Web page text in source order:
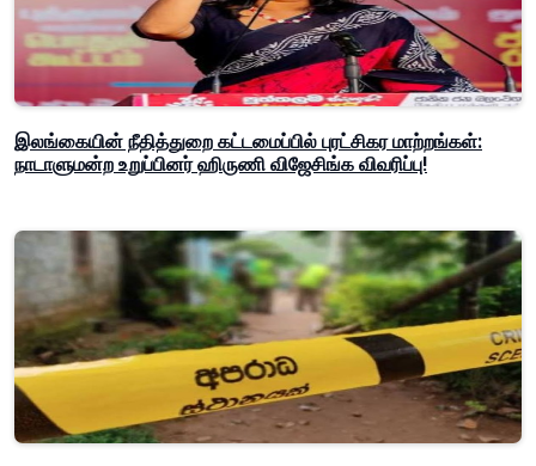
இலங்கையின் நீதித்துறை கட்டமைப்பில் புரட்சிகர மாற்றங்கள்:
நாடாளுமன்ற உறுப்பினர் ஹிருணி விஜேசிங்க விவரிப்பு!